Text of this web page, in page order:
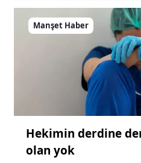
Manşet Haber
Hekimin derdine
olan yok